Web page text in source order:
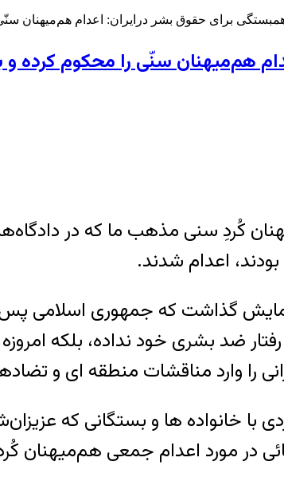
برای حقوق بشر درایران: اعدام هم‌میهنان سنّی
هم‌میهنان سنّی را محکوم کرده و
۱۳۹۵، تعداد زیادی از هم‌میهنان کُردِ سنی
اعدام شدند.
ضد بشری خود نداده، بلکه
را وارد مناقشات منطقه ای و
خانواده ها و بستگانی که
مورد اعدام جمعی هم‌میهنان